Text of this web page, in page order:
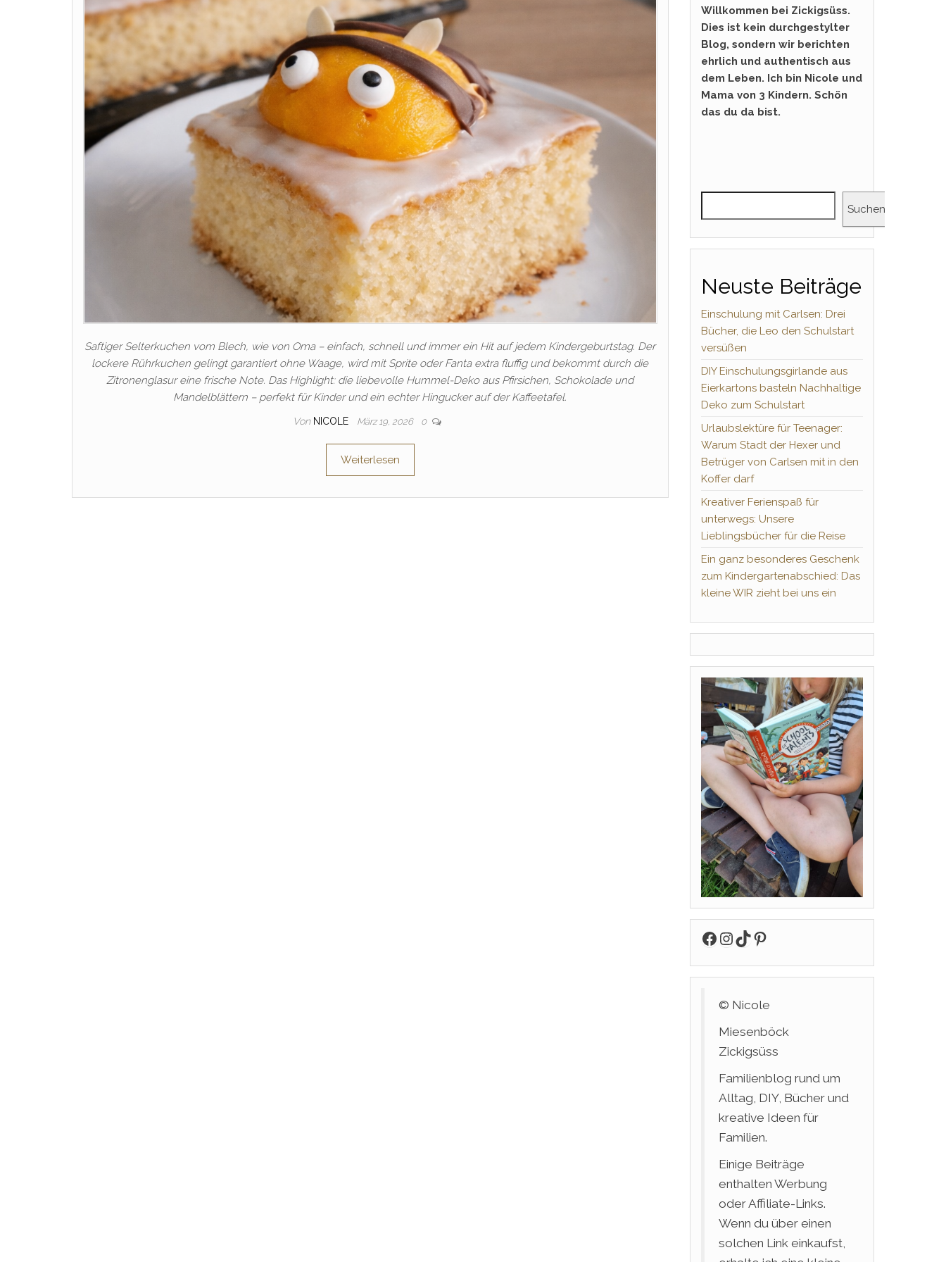
Saftiger Selterkuchen vom Blech, wie von Oma – einfach, schnell und immer ein Hit auf jedem Kindergeburtstag. Der
lockere Rührkuchen gelingt garantiert ohne Waage, wird mit Sprite oder Fanta extra fluffig und bekommt durch die
Zitronenglasur eine frische Note. Das Highlight: die liebevolle Hummel-Deko aus Pfirsichen, Schokolade und
Mandelblättern – perfekt für Kinder und ein echter Hingucker auf der Kaffeetafel.
Von NICOLE März 19, 2026 0
Weiterlesen
Willkommen bei Zickigsüss.
Dies ist kein durchgestylter
Blog, sondern wir berichten
ehrlich und authentisch aus
dem Leben. Ich bin Nicole und
Mama von 3 Kindern. Schön
das du da bist.
Suchen
Neuste Beiträge
Einschulung mit Carlsen: Drei
Bücher, die Leo den Schulstart
versüßen
DIY Einschulungsgirlande aus
Eierkartons basteln Nachhaltige
Deko zum Schulstart
Urlaubslektüre für Teenager:
Warum Stadt der Hexer und
Betrüger von Carlsen mit in den
Koffer darf
Kreativer Ferienspaß für
unterwegs: Unsere
Lieblingsbücher für die Reise
Ein ganz besonderes Geschenk
zum Kindergartenabschied: Das
kleine WIR zieht bei uns ein
Facebook
Instagram
TikTok
Pinterest
© Nicole
Miesenböck
Zickigsüss
Familienblog rund um
Alltag, DIY, Bücher und
kreative Ideen für
Familien.
Einige Beiträge
enthalten Werbung
oder Affiliate-Links.
Wenn du über einen
solchen Link einkaufst,